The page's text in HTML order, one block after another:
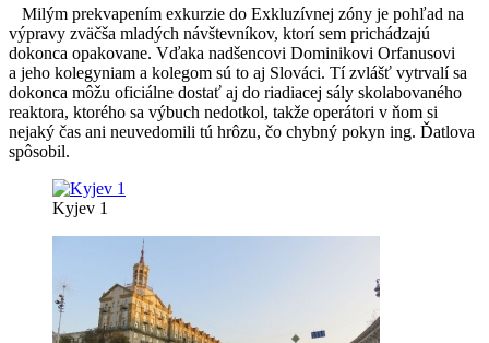
Milým prekvapením exkurzie do Exkluzívnej zóny je pohľad na
výpravy zväčša mladých návštevníkov, ktorí sem prichádzajú
dokonca opakovane. Vďaka nadšencovi Dominikovi Orfanusovi
a jeho kolegyniam a kolegom sú to aj Slováci. Tí zvlášť vytrvalí sa
dokonca môžu oficiálne dostať aj do riadiacej sály skolabovaného
reaktora, ktorého sa výbuch nedotkol, takže operátori v ňom si
nejaký čas ani neuvedomili tú hrôzu, čo chybný pokyn ing. Ďatlova
spôsobil.
Kyjev 1